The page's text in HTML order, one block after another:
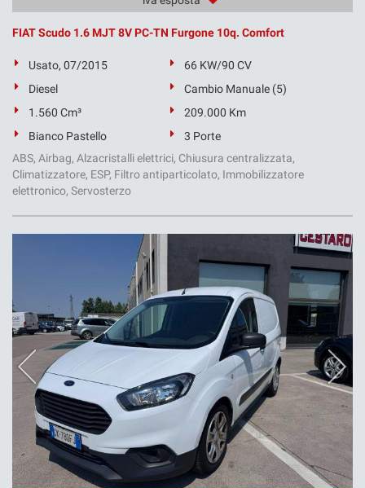
FIAT Scudo 1.6 MJT 8V PC-TN Furgone 10q. Comfort
Usato, 07/2015
66 KW/90 CV
Diesel
Cambio Manuale (5)
1.560 Cm³
209.000 Km
Bianco Pastello
3 Porte
ABS, Airbag, Alzacristalli elettrici, Chiusura centralizzata,
Climatizzatore, ESP, Filtro antiparticolato, Immobilizzatore
elettronico, Servosterzo